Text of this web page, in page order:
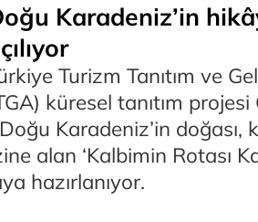
Karadeniz’in
Turizm Tanıtım ve
küresel tanıtım
Karadeniz’in doğası,
alan ‘Kalbimin Rotası
hazırlanıyor.